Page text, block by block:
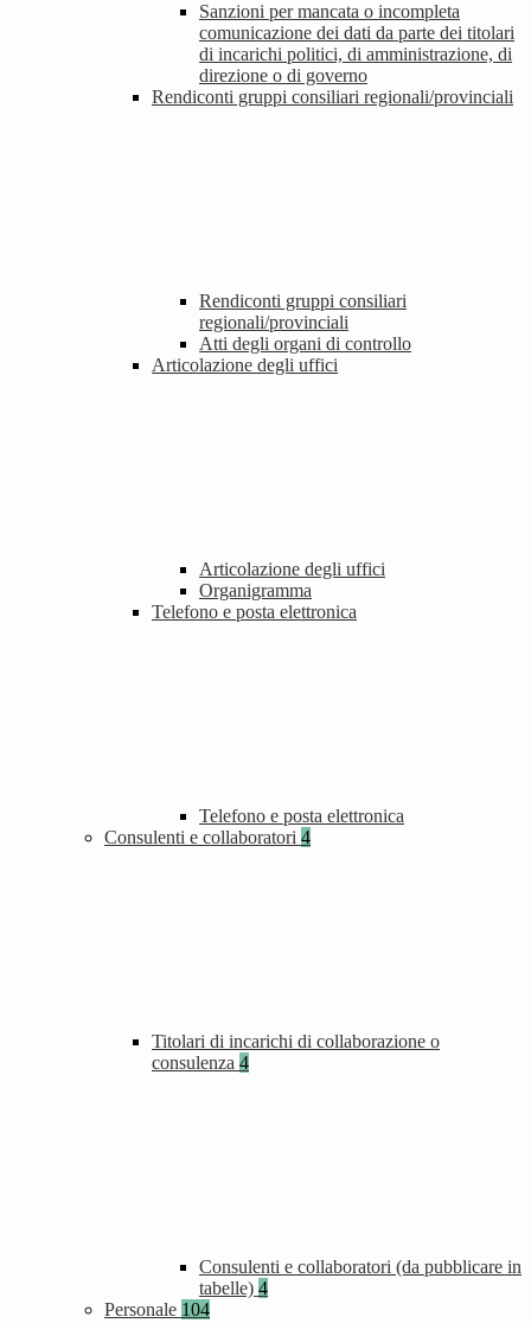
Sanzioni per mancata o incompleta
comunicazione dei dati da parte dei titolari
di incarichi politici, di amministrazione, di
direzione o di governo
Rendiconti gruppi consiliari regionali/provinciali
Rendiconti gruppi consiliari
regionali/provinciali
Atti degli organi di controllo
Articolazione degli uffici
Articolazione degli uffici
Organigramma
Telefono e posta elettronica
Telefono e posta elettronica
Consulenti e collaboratori 4
Titolari di incarichi di collaborazione o
consulenza 4
Consulenti e collaboratori (da pubblicare in
tabelle) 4
Personale 104